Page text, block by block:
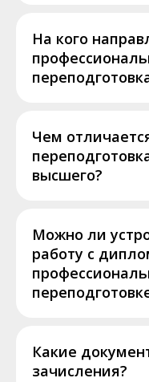
На кого
Чем
высшего?
Можно ли
работу с
Какие
зачисления?